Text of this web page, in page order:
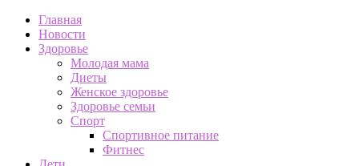
Главная
Новости
Здоровье
Молодая мама
Диеты
Женское здоровье
Здоровье семьи
Спорт
Спортивное питание
Фитнес